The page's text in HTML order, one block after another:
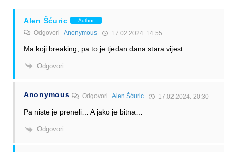
Alen Šćuric Author
Odgovori Anonymous 17.02.2024. 14:55
Ma koji breaking, pa to je tjedan dana stara vijest
Odgovori
Anonymous OdgovoriAlen Šćuric 17.02.2024. 20:30
Pa niste je preneli… A jako je bitna…
Odgovori